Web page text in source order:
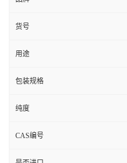
货号
用途
包装规格
纯度
CAS编号